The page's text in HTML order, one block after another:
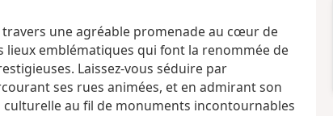
une agréable promenade au cœur de
emblématiques qui font la renommée de
Laissez-vous séduire par
ses rues animées, et en admirant son
au fil de monuments incontournables